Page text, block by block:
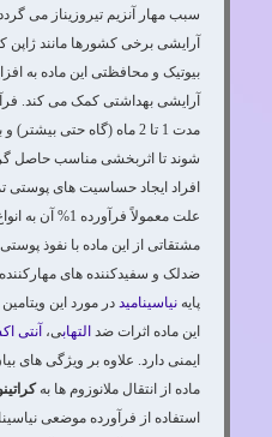
سبب مهار آنزیم تیروزیناز می
آرایشی برخی کشورها مانند ژاپن
بیوتیک و محافظتی این ماده به
آرایشی بهداشتی کمک می کند.
مدت 1 تا 2 ماه (گاه حتی
شوند تا اثربخشی مناسب حاصل
افراد ایجاد حساسیت های پوستی
مشتقاتی از این ماده با نفوذ
ضدلک و سفیدکننده های
پایه نیاسینامید در مورد این
این ماده اثرات ضد التهابی، آنتی
ایمنی دارد. علاوه بر ویژگی های
ماده از انتقال ملانوزوم ها به